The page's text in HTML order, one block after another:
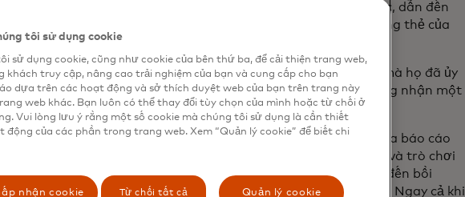
hoặc người bán đã tính phí dưới một tên không quen thuộc, dẫn đến
các trường hợp khác, chủ thẻ không biết con họ đã sử dụng thẻ của
có sự cho phép của họ.
khách hàng cố tình cố gắng lấy tín dụng cho một giao dịch mà họ đã ủy
hối tiếc về việc mua hàng bốc đồng, hoặc đơn giản là cố gắng nhận một
phí.
cộng lại. Ví dụ, một cuộc khảo sát năm 2020 về các thương gia báo cáo
, như sách điện tử và trò chơi
lạm dụng bên thứ nhất. Những tranh chấp này thường dẫn đến bồi
cho khoản phí được ghi có lại trên thẻ thanh toán của ai đó. Ngay cả khi
tôi sử dụng cookie
sử dụng cookie, cũng như cookie của bên thứ ba, để cải thiện trang web,
khách truy cập, nâng cao trải nghiệm của bạn và cung cấp cho bạn
dựa trên các hoạt động và sở thích duyệt web của bạn trên trang này
web khác. Bạn luôn có thể thay đổi tùy chọn của mình hoặc từ chối ở
Vui lòng lưu ý rằng một số cookie mà chúng tôi sử dụng là cần thiết
động của các phần trong trang web. Xem “Quản lý cookie” để biết chi
nhận cookie Từ chối tất cả Quản lý cookie